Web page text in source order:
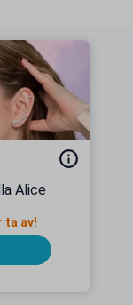
Alice
ta av!